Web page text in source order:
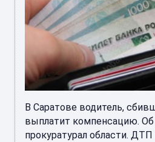
В Саратове водитель,
выплатит компенсацию.
прокуратурал области.